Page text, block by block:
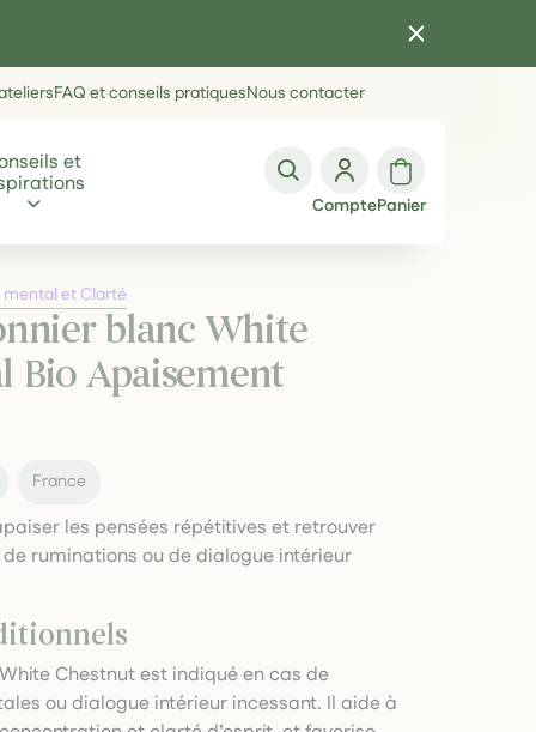
FAQ et conseils pratiquesNous contacter
et
ComptePanier
et Clarté
blanc White
Bio Apaisement
France
les pensées répétitives et retrouver
ruminations ou de dialogue intérieur
Chestnut est indiqué en cas de
ou dialogue intérieur incessant. Il aide à